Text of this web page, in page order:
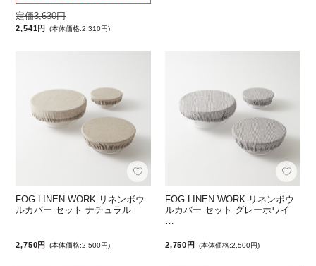
定価3,630円
2,541円 (本体価格:2,310円)
FOG LINEN WORK リネンボウ
ルカバー セット ナチュラル
2,750円 (本体価格:2,500円)
FOG LINEN WORK リネンボウ
ルカバー セット グレーホワイ
…
2,750円 (本体価格:2,500円)